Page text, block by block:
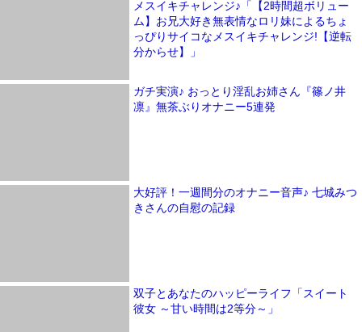
メスイキチャレンジ♪「【2時間超ボリュー
ム】お兄大好き無表情なロリ妹によるちょ
っぴりサイコなメスイキチャレンジ!【逆転
分からせ】」
ガチ実演♪ おっとり淫乱お姉さん『篠ノ井
凛』無茶ぶりオナニー5連発
大好評！一週間分のオナニー音声♪ 七城みつ
きさんの自慰の記録
双子とあなたのハッピーライフ「スイート
彼女 ～甘い時間は2等分～」